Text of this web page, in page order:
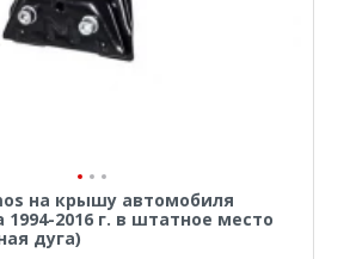
на крышу автомобиля
1994-2016 г. в штатное место
дуга)